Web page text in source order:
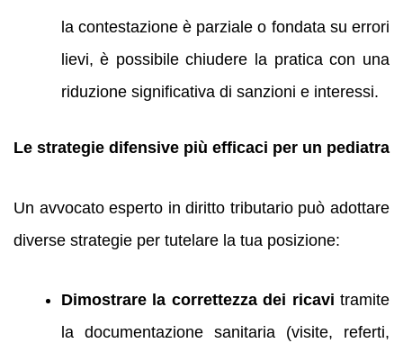
la contestazione è parziale o fondata su errori
lievi, è possibile chiudere la pratica con una
riduzione significativa di sanzioni e interessi.
Le strategie difensive più efficaci per un pediatra
Un avvocato esperto in diritto tributario può adottare
diverse strategie per tutelare la tua posizione:
Dimostrare la correttezza dei ricavi tramite
la documentazione sanitaria (visite, referti,